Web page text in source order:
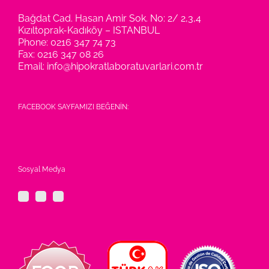
Bağdat Cad. Hasan Amir Sok. No: 2/ 2,3,4
Kızıltoprak-Kadıköy – ISTANBUL
Phone: 0216 347 74 73
Fax: 0216 347 08 26
Email: info@hipokratlaboratuvarlari.com.tr
FACEBOOK SAYFAMIZI BEĞENİN:
Sosyal Medya